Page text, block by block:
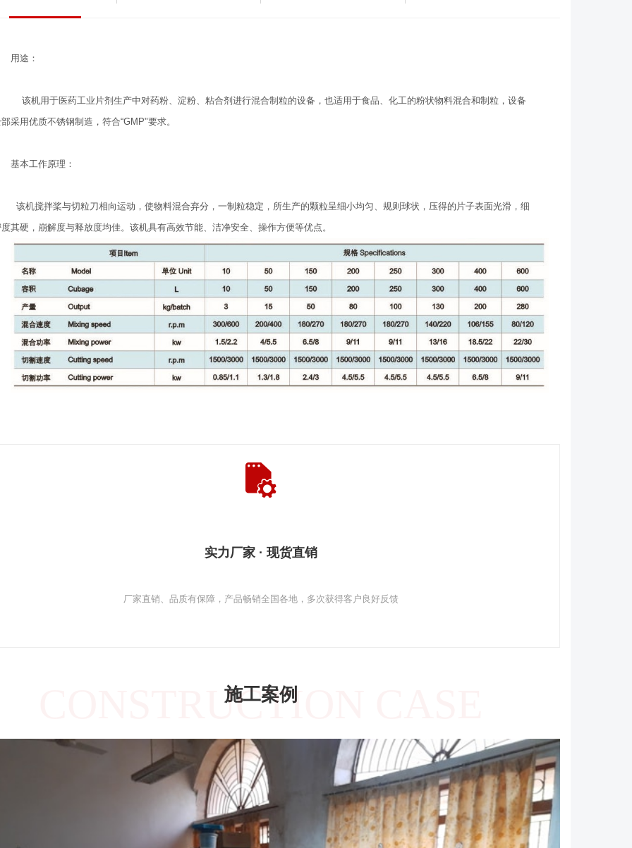
用途：
该机用于医药工业片剂生产中对药粉、淀粉、粘合剂进行混合制粒的设备，也适用于食品、化工的粉状物料混合和制粒，设备
采用优质不锈钢制造，符合“GMP"要求。
基本工作原理：
该机搅拌桨与切粒刀相向运动，使物料混合弃分，一制粒稳定，所生产的颗粒呈细小均匀、规则球状，压得的片子表面光滑，细
其硬，崩解度与释放度均佳。该机具有高效节能、洁净安全、操作方便等优点。
实力厂家 · 现货直销
厂家直销、品质有保障，产品畅销全国各地，多次获得客户良好反馈
施工案例
CONSTRUCTION CASE